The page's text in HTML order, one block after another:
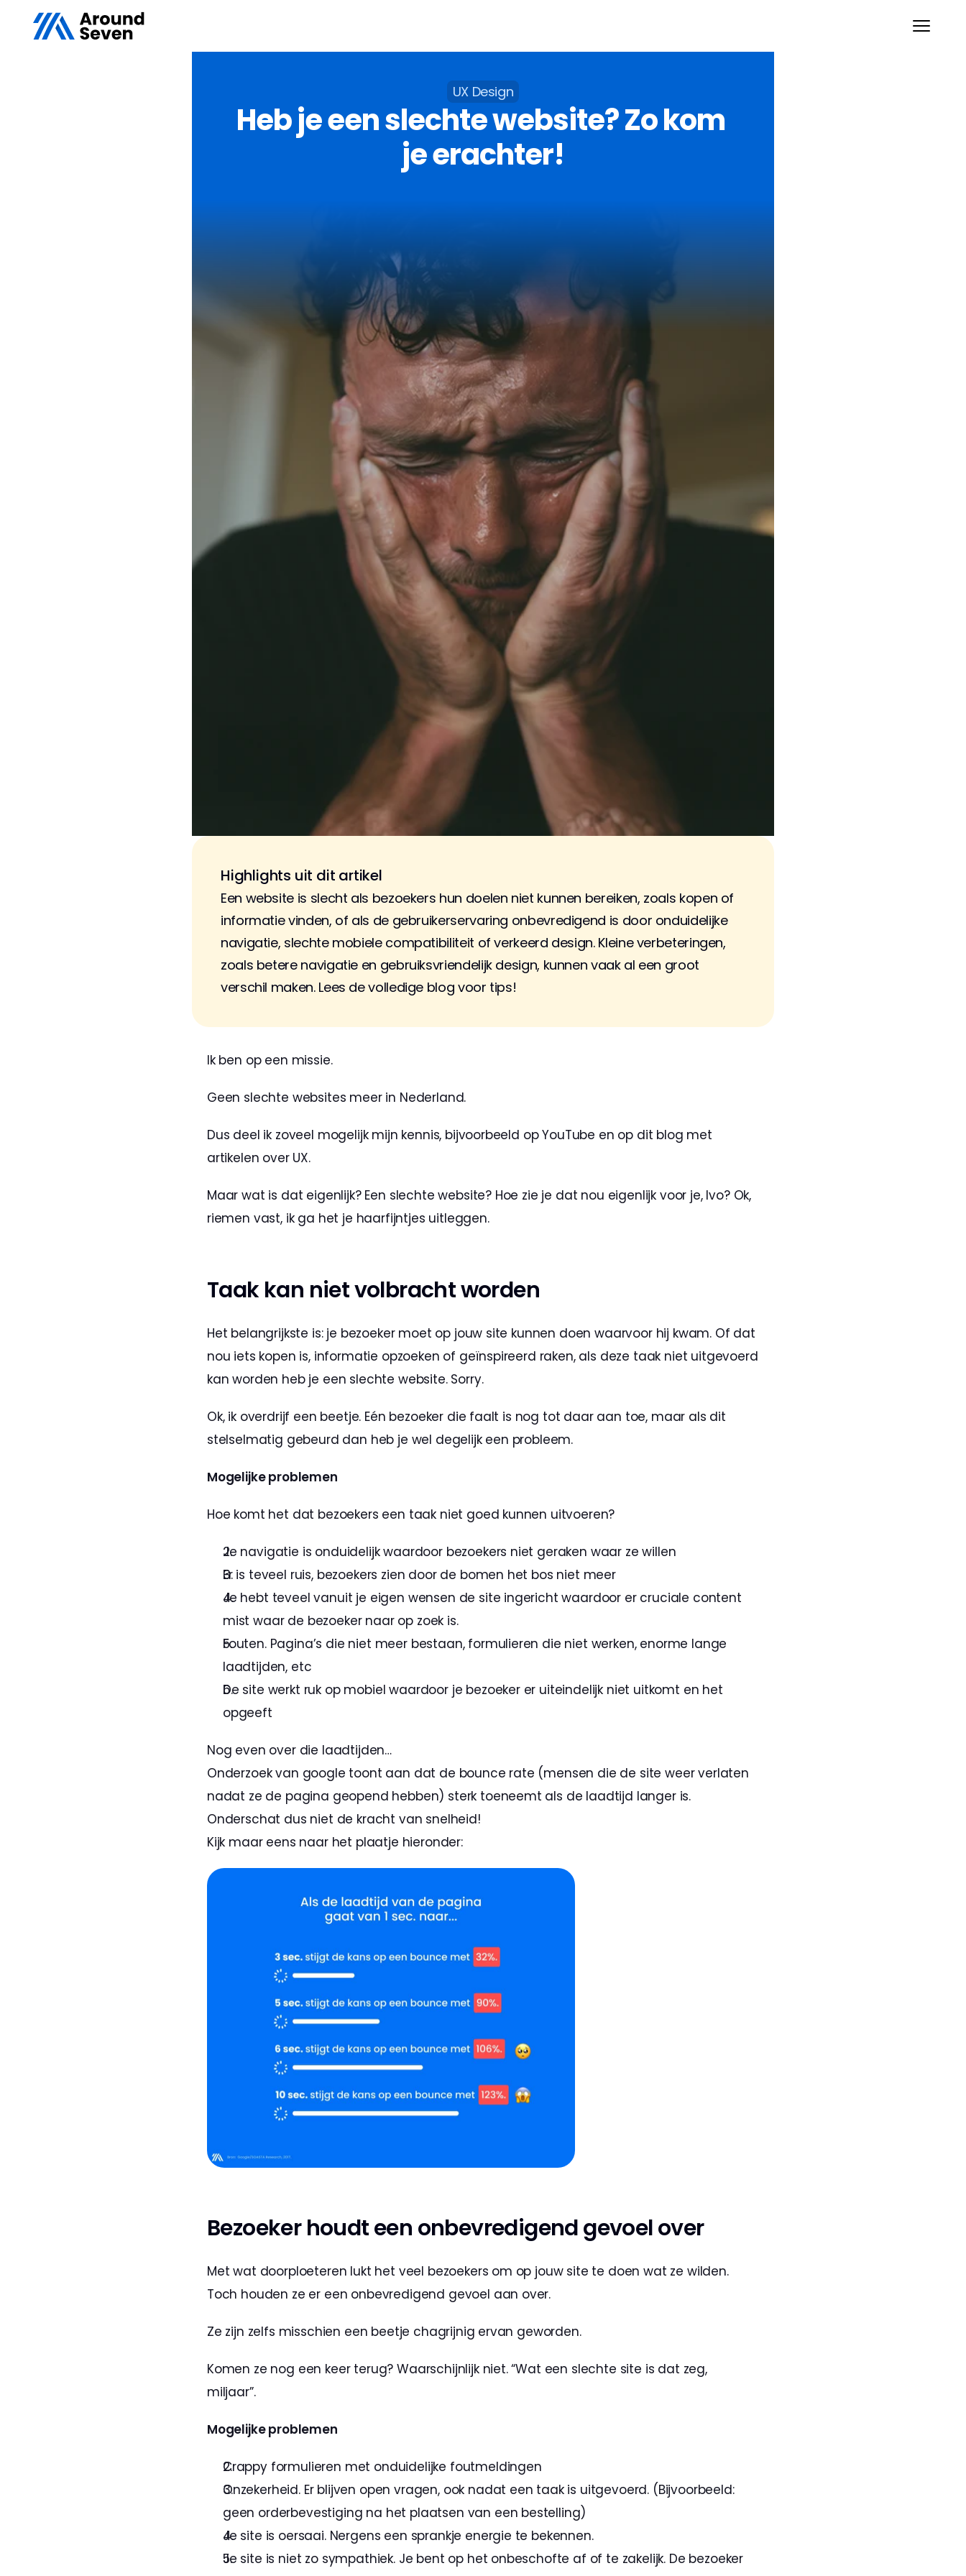
UX Design
Heb je een slechte website? Zo kom
je erachter!
Highlights uit dit artikel
Een website is slecht als bezoekers hun doelen niet kunnen bereiken, zoals kopen of
informatie vinden, of als de gebruikerservaring onbevredigend is door onduidelijke
navigatie, slechte mobiele compatibiliteit of verkeerd design. Kleine verbeteringen,
zoals betere navigatie en gebruiksvriendelijk design, kunnen vaak al een groot
verschil maken. Lees de volledige blog voor tips!
Ik ben op een missie.
Geen slechte websites meer in Nederland.
Dus deel ik zoveel mogelijk mijn kennis, bijvoorbeeld op YouTube en op dit blog met
artikelen over UX.
Maar wat is dat eigenlijk? Een slechte website? Hoe zie je dat nou eigenlijk voor je, Ivo? Ok,
riemen vast, ik ga het je haarfijntjes uitleggen.
Taak kan niet volbracht worden
Het belangrijkste is: je bezoeker moet op jouw site kunnen doen waarvoor hij kwam. Of dat
nou iets kopen is, informatie opzoeken of geïnspireerd raken, als deze taak niet uitgevoerd
kan worden heb je een slechte website. Sorry.
Ok, ik overdrijf een beetje. Eén bezoeker die faalt is nog tot daar aan toe, maar als dit
stelselmatig gebeurd dan heb je wel degelijk een probleem.
Mogelijke problemen
Hoe komt het dat bezoekers een taak niet goed kunnen uitvoeren?
Je navigatie is onduidelijk waardoor bezoekers niet geraken waar ze willen
Er is teveel ruis, bezoekers zien door de bomen het bos niet meer
Je hebt teveel vanuit je eigen wensen de site ingericht waardoor er cruciale content
mist waar de bezoeker naar op zoek is.
Fouten. Pagina’s die niet meer bestaan, formulieren die niet werken, enorme lange
laadtijden, etc
De site werkt ruk op mobiel waardoor je bezoeker er uiteindelijk niet uitkomt en het
opgeeft
Nog even over die laadtijden…
Onderzoek van google toont aan dat de bounce rate (mensen die de site weer verlaten
nadat ze de pagina geopend hebben) sterk toeneemt als de laadtijd langer is.
Onderschat dus niet de kracht van snelheid!
Kijk maar eens naar het plaatje hieronder:
Bezoeker houdt een onbevredigend gevoel over
Met wat doorploeteren lukt het veel bezoekers om op jouw site te doen wat ze wilden.
Toch houden ze er een onbevredigend gevoel aan over.
Ze zijn zelfs misschien een beetje chagrijnig ervan geworden.
Komen ze nog een keer terug? Waarschijnlijk niet. “Wat een slechte site is dat zeg,
miljaar”.
Mogelijke problemen
Crappy formulieren met onduidelijke foutmeldingen
Onzekerheid. Er blijven open vragen, ook nadat een taak is uitgevoerd. (Bijvoorbeeld:
geen orderbevestiging na het plaatsen van een bestelling)
Je site is oersaai. Nergens een sprankje energie te bekennen.
Je site is niet zo sympathiek. Je bent op het onbeschofte af of te zakelijk. De bezoeker